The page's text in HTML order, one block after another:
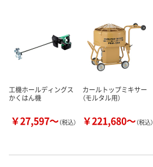
工機ホールディングス
かくはん機
￥27,597～（税込）
カールトップミキサー
（モルタル用）
￥221,680～（税込）